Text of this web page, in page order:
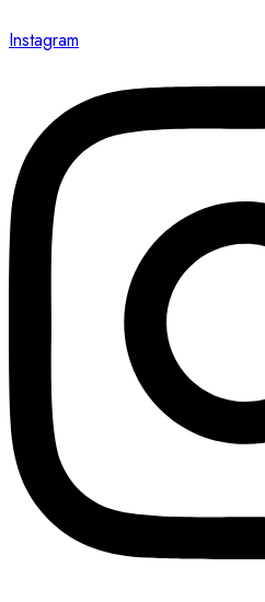
Instagram